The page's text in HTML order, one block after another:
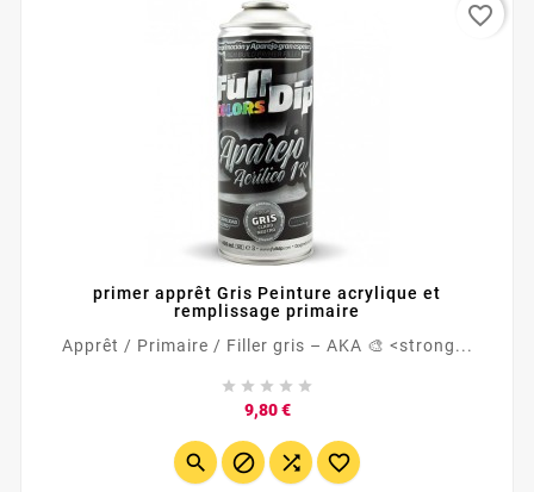
primer apprêt Gris Peinture acrylique et
remplissage primaire
Apprêt / Primaire / Filler gris – AKA 🎨 <strong...
    
9,80 €Prix
   
favorite_border